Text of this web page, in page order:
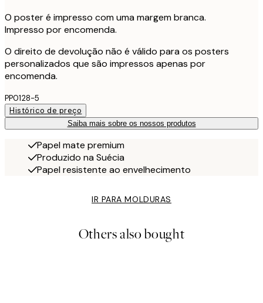
O poster é impresso com uma margem branca.
Impresso por encomenda.
O direito de devolução não é válido para os posters
personalizados que são impressos apenas por
encomenda.
PP0128-5
Histórico de preço
Saiba mais sobre os nossos produtos
Papel mate premium
Produzido na Suécia
Papel resistente ao envelhecimento
IR PARA MOLDURAS
Others also bought